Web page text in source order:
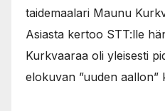
taidemaalari Maunu
Asiasta kertoo STT:lle
Kurkvaaraa oli yleisesti
elokuvan ”uuden aallon”